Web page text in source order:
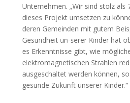
Unternehmen. „Wir sind stolz als
dieses Projekt umsetzen zu
deren Gemeinden mit gutem
Gesundheit un-serer Kinder hat
es Erkenntnisse gibt, wie
elektromagnetischen Strahlen
ausgeschaltet werden können,
gesunde Zukunft unserer Kinder.“